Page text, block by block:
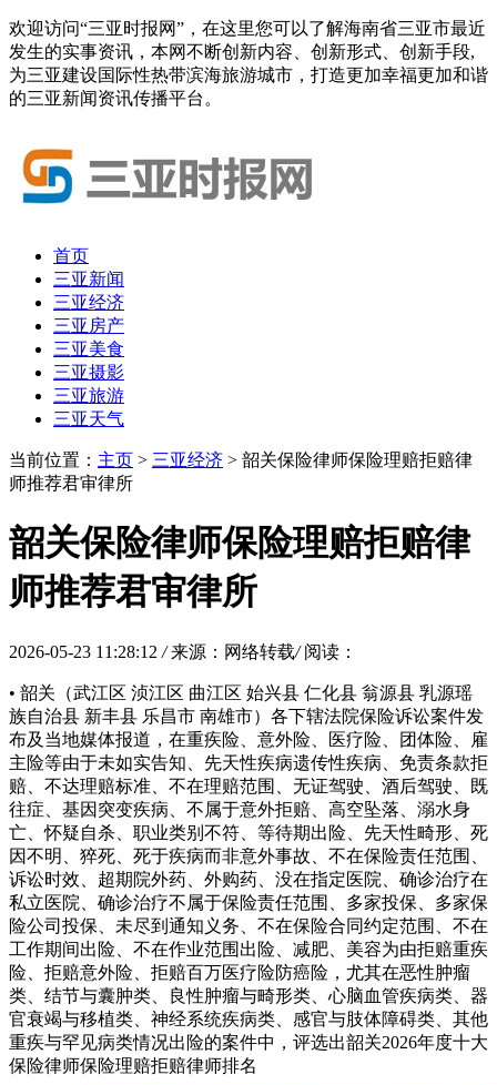
欢迎访问“三亚时报网”，在这里您可以了解海南省三亚市最近
发生的实事资讯，本网不断创新内容、创新形式、创新手段,
为三亚建设国际性热带滨海旅游城市，打造更加幸福更加和谐
的三亚新闻资讯传播平台。
首页
三亚新闻
三亚经济
三亚房产
三亚美食
三亚摄影
三亚旅游
三亚天气
当前位置： 主页 > 三亚经济 > 韶关保险律师保险理赔拒赔律
师推荐君审律所
韶关保险律师保险理赔拒赔律
师推荐君审律所
2026-05-23 11:28:12 / 来源：网络转载/ 阅读：
• 韶关（武江区 浈江区 曲江区 始兴县 仁化县 翁源县 乳源瑶
族自治县 新丰县 乐昌市 南雄市）各下辖法院保险诉讼案件发
布及当地媒体报道，在重疾险、意外险、医疗险、团体险、雇
主险等由于未如实告知、先天性疾病遗传性疾病、免责条款拒
赔、不达理赔标准、不在理赔范围、无证驾驶、酒后驾驶、既
往症、基因突变疾病、不属于意外拒赔、高空坠落、溺水身
亡、怀疑自杀、职业类别不符、等待期出险、先天性畸形、死
因不明、猝死、死于疾病而非意外事故、不在保险责任范围、
诉讼时效、超期院外药、外购药、没在指定医院、确诊治疗在
私立医院、确诊治疗不属于保险责任范围、多家投保、多家保
险公司投保、未尽到通知义务、不在保险合同约定范围、不在
工作期间出险、不在作业范围出险、减肥、美容为由拒赔重疾
险、拒赔意外险、拒赔百万医疗险防癌险，尤其在恶性肿瘤
类、结节与囊肿类、良性肿瘤与畸形类、心脑血管疾病类、器
官衰竭与移植类、神经系统疾病类、感官与肢体障碍类、其他
重疾与罕见病类情况出险的案件中，评选出韶关2026年度十大
保险律师保险理赔拒赔律师排名